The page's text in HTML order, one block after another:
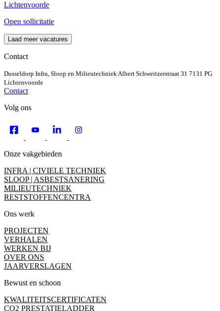
Lichtenvoorde
Open sollicitatie
Laad meer vacatures
Contact
Dusseldorp Infra, Sloop en MilieutechniekAlbert Schweitzerstraat 31 7131 PG
Lichtenvoorde
Contact
Volg ons
Onze vakgebieden
INFRA | CIVIELE TECHNIEK
SLOOP | ASBESTSANERING
MILIEUTECHNIEK
RESTSTOFFENCENTRA
Ons werk
PROJECTEN
VERHALEN
WERKEN BIJ
OVER ONS
JAARVERSLAGEN
Bewust en schoon
KWALITEITSCERTIFICATEN
CO2 PRESTATIELADDER